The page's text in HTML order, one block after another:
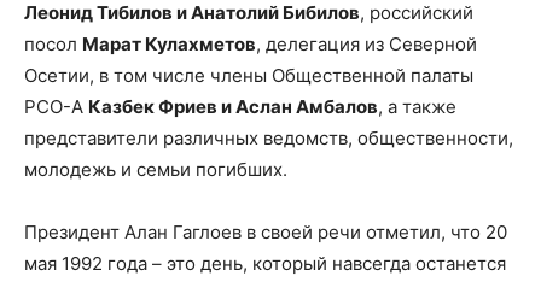
Леонид Тибилов и Анатолий Бибилов, российский
посол Марат Кулахметов, делегация из Северной
Осетии, в том числе члены Общественной палаты
РСО-А Казбек Фриев и Аслан Амбалов, а также
представители различных ведомств, общественности,
молодежь и семьи погибших.
Президент Алан Гаглоев в своей речи отметил, что 20
мая 1992 года – это день, который навсегда останется